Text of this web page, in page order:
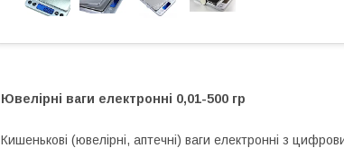
Ювелірні ваги електронні 0,01-500 гр
Кишенькові (ювелірні, аптечні) ваги електронні з